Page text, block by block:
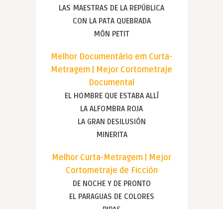
LAS MAESTRAS DE LA REPÚBLICA
CON LA PATA QUEBRADA
MÓN PETIT
Melhor Documentário em Curta-
Metragem | Mejor Cortometraje
Documental
EL HOMBRE QUE ESTABA ALLÍ
LA ALFOMBRA ROJA
LA GRAN DESILUSIÓN
MINERITA
Melhor Curta-Metragem | Mejor
Cortometraje de Ficción
DE NOCHE Y DE PRONTO
EL PARAGUAS DE COLORES